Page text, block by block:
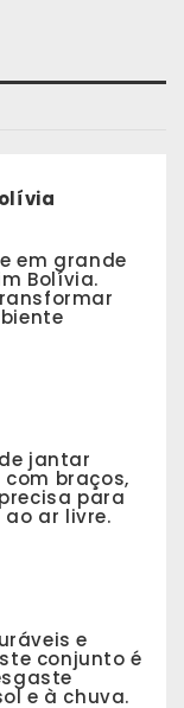
em grande
Bolívia.
jantar
braços,
para
ar livre.
e
conjunto é
e à chuva.